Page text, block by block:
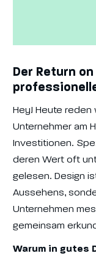
Der Return
Hey! Heute
Unternehmer am
Investitionen.
deren Wert oft
gelesen. Design
Aussehens,
Unternehmen
gemeinsam
Warum in gutes